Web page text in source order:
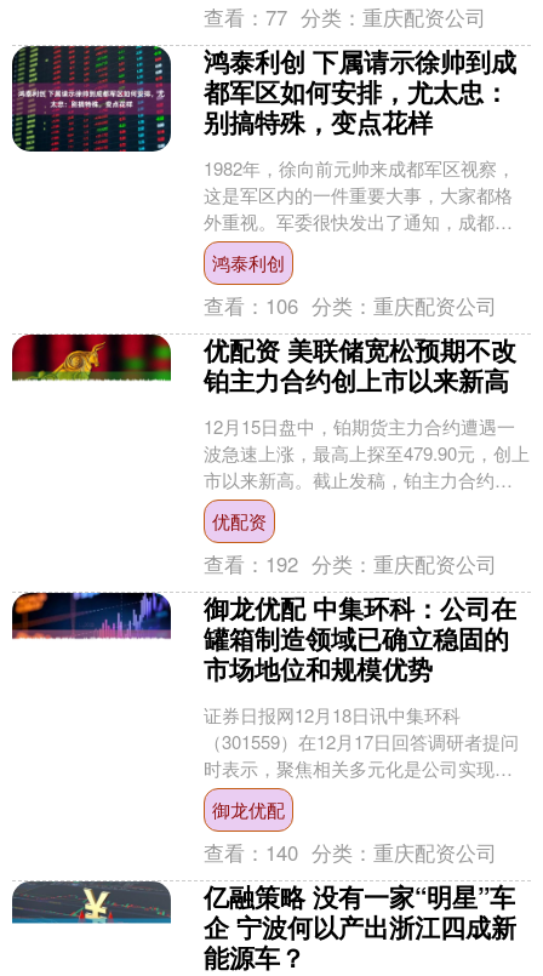
查看：77 分类：重庆配资公司
鸿泰利创 下属请示徐帅到成
都军区如何安排，尤太忠：
别搞特殊，变点花样
1982年，徐向前元帅来成都军区视察，
这是军区内的一件重要大事，大家都格
外重视。军委很快发出了通知，成都军
区也上报了详细的行程安排。当时担任
成都军区司令员的尤太....
鸿泰利创
查看： 106 分类：重庆配资公司
优配资 美联储宽松预期不改
铂主力合约创上市以来新高
12月15日盘中，铂期货主力合约遭遇一
波急速上涨，最高上探至479.90元，创上
市以来新高。截止发稿，铂主力合约报
479.55元，涨幅6.37%。 铂期货主力
涨....
优配资
查看： 192 分类：重庆配资公司
御龙优配 中集环科：公司在
罐箱制造领域已确立稳固的
市场地位和规模优势
证券日报网12月18日讯中集环科
（301559）在12月17日回答调研者提问
时表示，聚焦相关多元化是公司实现可
持续增长、增强抗风险能力的关键战
略。目前，公司在罐....
御龙优配
查看： 140 分类：重庆配资公司
亿融策略 没有一家“明星”车
企 宁波何以产出浙江四成新
能源车？